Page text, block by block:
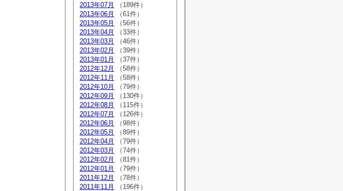
2013年07月
（189件）
2013年06月
（61件）
2013年05月
（56件）
2013年04月
（33件）
2013年03月
（46件）
2013年02月
（39件）
2013年01月
（37件）
2012年12月
（58件）
2012年11月
（58件）
2012年10月
（79件）
2012年09月
（130件）
2012年08月
（115件）
2012年07月
（126件）
2012年06月
（98件）
2012年05月
（89件）
2012年04月
（79件）
2012年03月
（74件）
2012年02月
（81件）
2012年01月
（79件）
2011年12月
（78件）
2011年11月
（196件）